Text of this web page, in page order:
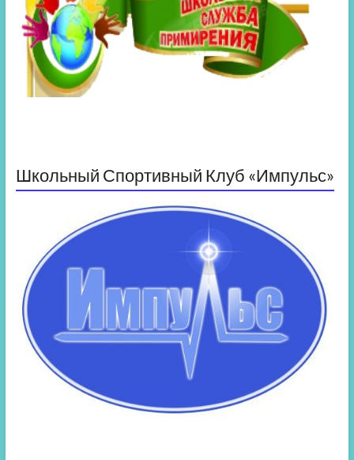
Школьный Спортивный Клуб «Импульс»